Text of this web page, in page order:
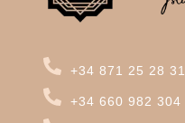
+34 871 25 28 31
+34 660 982 304